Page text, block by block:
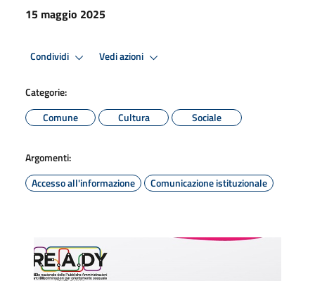
15 maggio 2025
Condividi Vedi azioni
Categorie:
Comune
Cultura Sociale
Argomenti:
Accesso all'informazione
Comunicazione istituzionale